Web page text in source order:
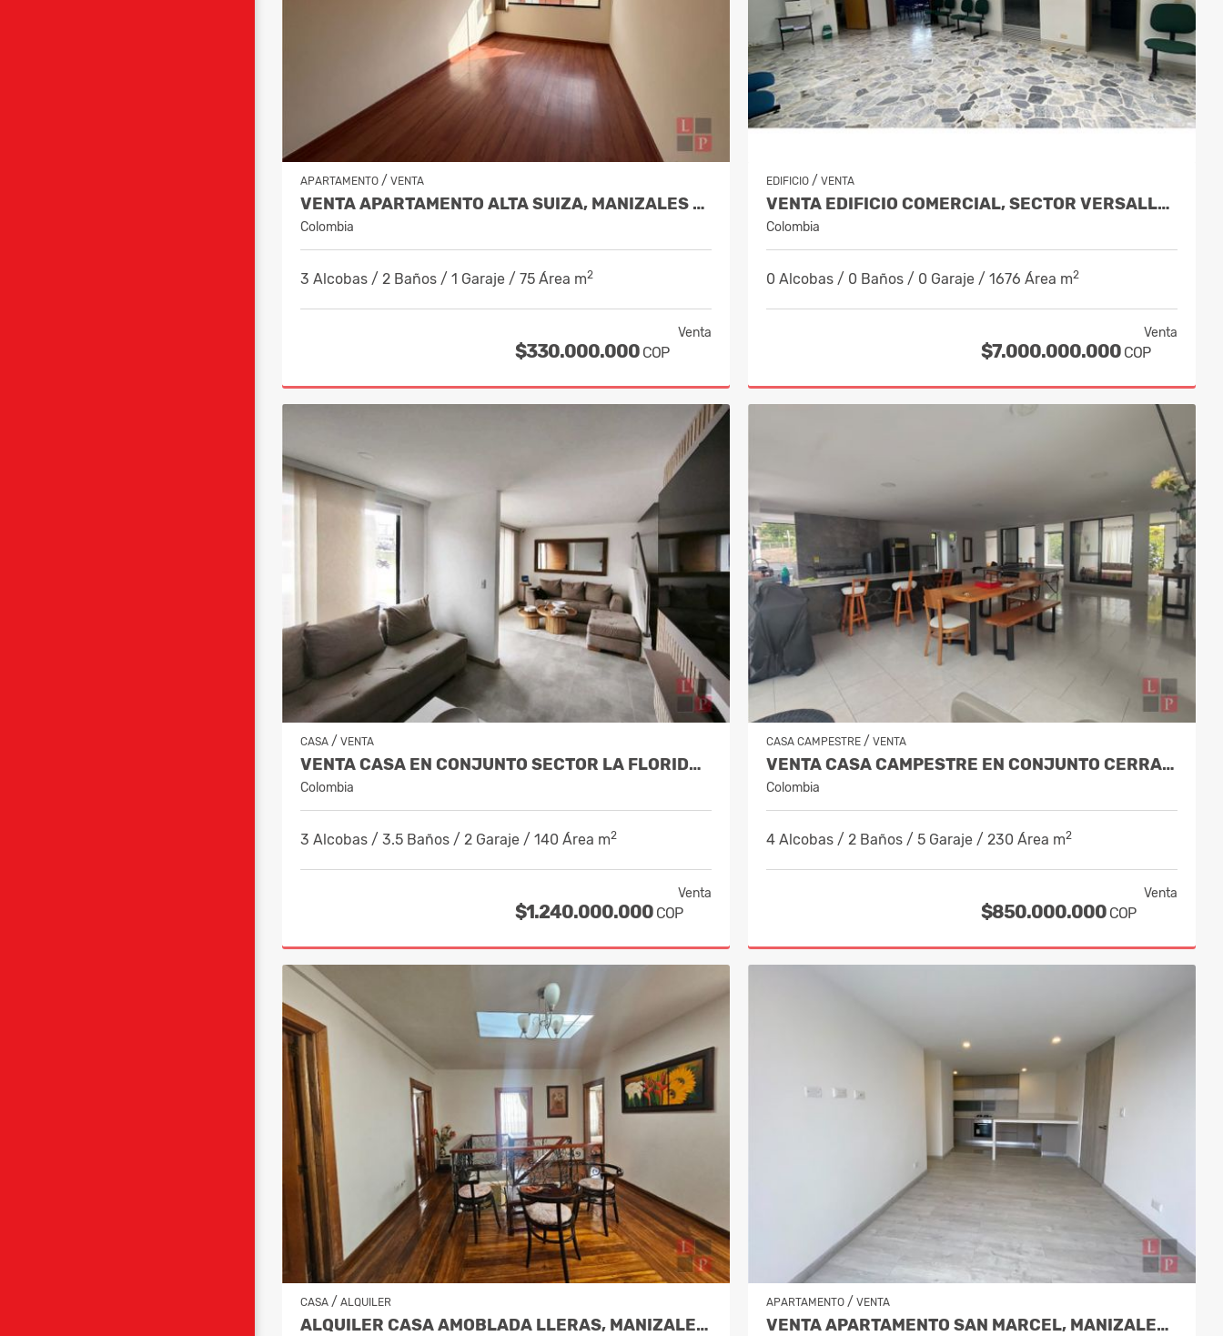
APARTAMENTO / VENTA
VENTA APARTAMENTO ALTA SUIZA, MANIZALES COD 10087461
Colombia
3 Alcobas / 2 Baños / 1 Garaje / 75 Área m2
Venta
$330.000.000 COP
EDIFICIO / VENTA
VENTA EDIFICIO COMERCIAL, SECTOR VERSALLES, MANIZALES COD 9884653
Colombia
0 Alcobas / 0 Baños / 0 Garaje / 1676 Área m2
Venta
$7.000.000.000 COP
CASA / VENTA
VENTA CASA EN CONJUNTO SECTOR LA FLORIDA, VILLAMARIA COD 9910660
Colombia
3 Alcobas / 3.5 Baños / 2 Garaje / 140 Área m2
Venta
$1.240.000.000 COP
CASA CAMPESTRE / VENTA
VENTA CASA CAMPESTRE EN CONJUNTO CERRADO KM 41 CÓDIGO 9995594
Colombia
4 Alcobas / 2 Baños / 5 Garaje / 230 Área m2
Venta
$850.000.000 COP
CASA / ALQUILER
ALQUILER CASA AMOBLADA LLERAS, MANIZALES, CÓDIGO 10088372
APARTAMENTO / VENTA
VENTA APARTAMENTO SAN MARCEL, MANIZALES CÓDIGO 10243994